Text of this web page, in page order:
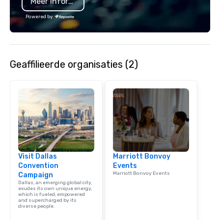
engaging information
team building. All-Inclusive Group
Dining When meeting
corporate group
Smacking Foodie
group is assured a
experience with three
signature dishes at
person with tax and
Powered by
Geaffilieerde organisaties (2)
Visit Dallas
Convention
Campaign
Dallas, an emerging global city,
exudes its own unique energy,
which is fueled, empowered
and supercharged by its
diverse people.
Marriott Bonvoy
Events
Marriott Bonvoy Events